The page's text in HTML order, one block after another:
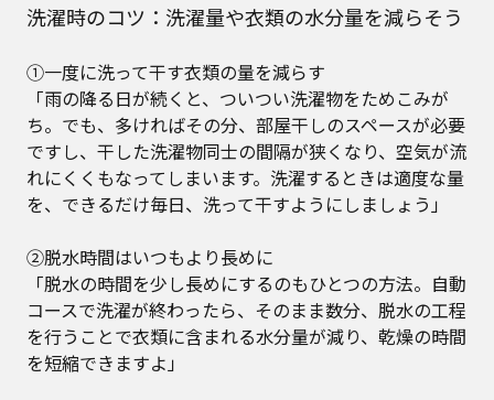
洗濯時のコツ：洗濯量や衣類の水分量を減らそう
①一度に洗って干す衣類の量を減らす
「雨の降る日が続くと、ついつい洗濯物をためこみが
ち。でも、多ければその分、部屋干しのスペースが必要
ですし、干した洗濯物同士の間隔が狭くなり、空気が流
れにくくもなってしまいます。洗濯するときは適度な量
を、できるだけ毎日、洗って干すようにしましょう」
②脱水時間はいつもより長めに
「脱水の時間を少し長めにするのもひとつの方法。自動
コースで洗濯が終わったら、そのまま数分、脱水の工程
を行うことで衣類に含まれる水分量が減り、乾燥の時間
を短縮できますよ」